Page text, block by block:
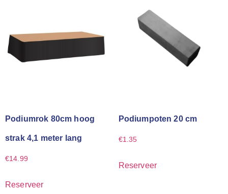
Podiumrok 80cm hoog
strak 4,1 meter lang
€14.99
Reserveer
Podiumpoten 20 cm
€1.35
Reserveer